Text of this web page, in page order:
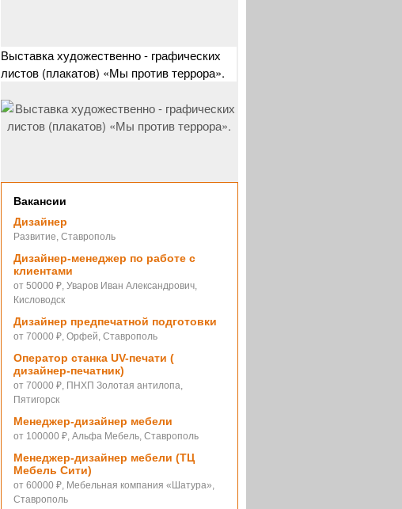
Выставка художественно - графических
листов (плакатов) «Мы против террора».
День бесплатной юридической помощи
Торжественное открытие выставки «Три
Марии в жизни Льва Толстого».
Вакансии
Дизайнер
Развитие, Ставрополь
Дизайнер-менеджер по работе с
клиентами
от 50000 ₽, Уваров Иван Александрович,
Кисловодск
Дизайнер предпечатной подготовки
от 70000 ₽, Орфей, Ставрополь
Оператор станка UV-печати (
дизайнер-печатник)
от 70000 ₽, ПНХП Золотая антилопа,
Пятигорск
Менеджер-дизайнер мебели
от 100000 ₽, Альфа Мебель, Ставрополь
Менеджер-дизайнер мебели (ТЦ
Мебель Сити)
от 60000 ₽, Мебельная компания «Шатура»,
Ставрополь